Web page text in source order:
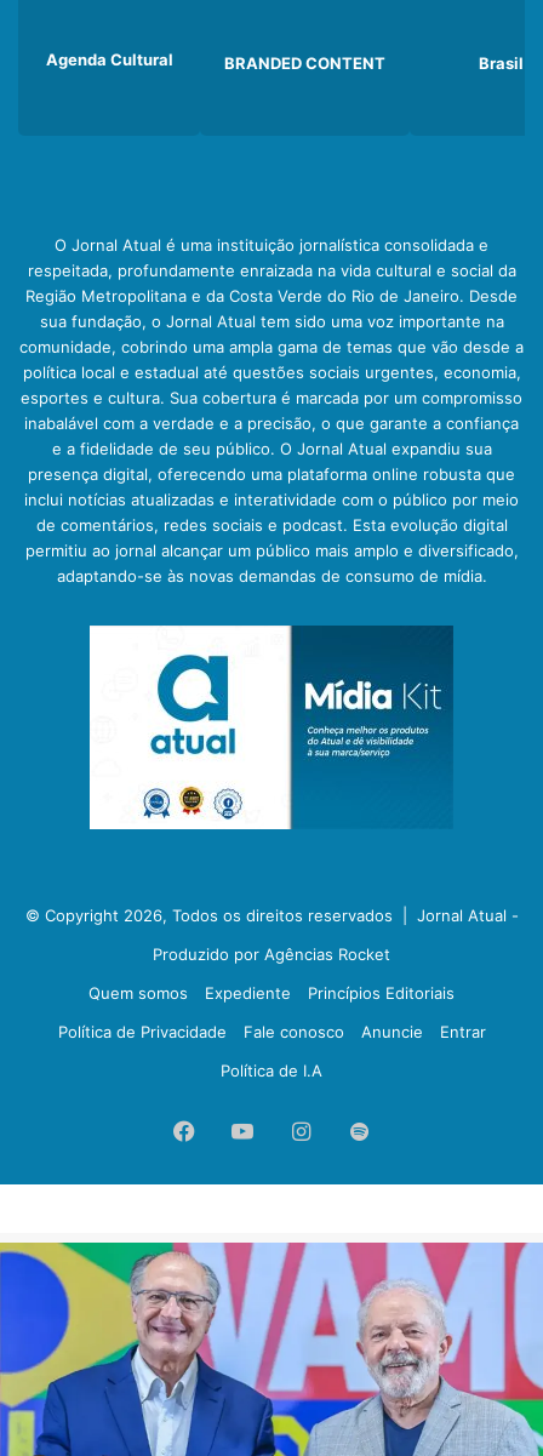
Agenda Cultural BRANDED CONTENT Brasil
O Jornal Atual é uma instituição jornalística consolidada e
respeitada, profundamente enraizada na vida cultural e social da
Região Metropolitana e da Costa Verde do Rio de Janeiro. Desde
sua fundação, o Jornal Atual tem sido uma voz importante na
comunidade, cobrindo uma ampla gama de temas que vão desde a
política local e estadual até questões sociais urgentes, economia,
esportes e cultura. Sua cobertura é marcada por um compromisso
inabalável com a verdade e a precisão, o que garante a confiança
e a fidelidade de seu público. O Jornal Atual expandiu sua
presença digital, oferecendo uma plataforma online robusta que
inclui notícias atualizadas e interatividade com o público por meio
de comentários, redes sociais e podcast. Esta evolução digital
permitiu ao jornal alcançar um público mais amplo e diversificado,
adaptando-se às novas demandas de consumo de mídia.
© Copyright 2026, Todos os direitos reservados | Jornal Atual -
Produzido por Agências Rocket
Quem somos
Expediente
Princípios Editoriais
Política de Privacidade
Fale conosco Anuncie
Entrar
Política de I.A
FacebookYouTubeInstagram
Spotify